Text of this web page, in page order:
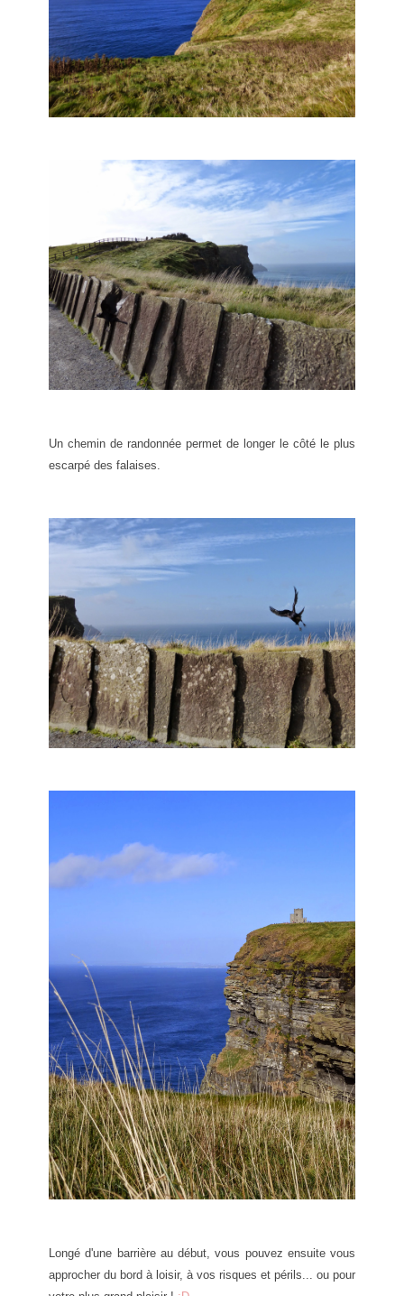
Un chemin de randonnée permet de longer le côté le plus
escarpé des falaises.
Longé d'une barrière au début, vous pouvez ensuite vous
approcher du bord à loisir, à vos risques et périls... ou pour